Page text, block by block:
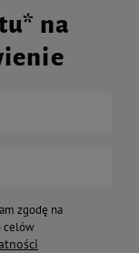
na
zgodę na
celów